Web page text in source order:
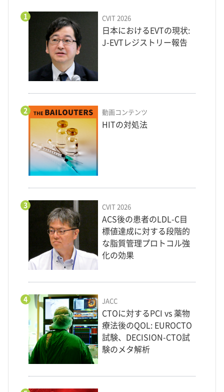
1 CVIT 2026
日本におけるEVTの現状:
J-EVTレジストリー報告
2 動画コンテンツ
HITの対処法
3 CVIT 2026
ACS後の患者のLDL-C目
標値達成に対する段階的
な脂質管理プロトコル強
化の効果
4 JACC
CTOに対するPCI vs 薬物
療法後のQOL: EUROCTO
試験、DECISION-CTO試
験のメタ解析